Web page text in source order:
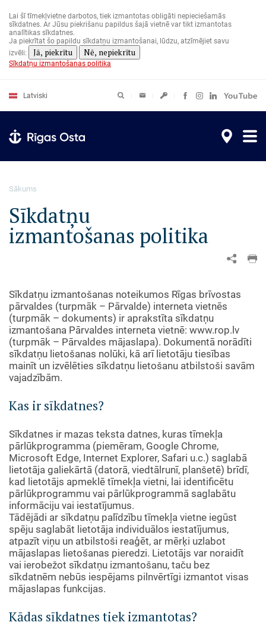
galveno
saturu
Lai šī tīmekļvietne darbotos, tiek izmantotas obligāti nepieciešamās
sīkdatnes. Ar Jūsu piekrišanu papildus šajā vietnē var tikt izmantotas
analītikas sīkdatnes.
Ja piekrītat šo papildu sīkdatņu izmantošanai, lūdzu, atzīmējiet savu
izvēli:
Jā, piekrītu Nē, nepiekrītu
Sīkdatņu izmantošanas politika
Latviski
Sākums
Sīkdatņu
izmantošanas politika
Sīkdatņu izmantošanas noteikumos Rīgas brīvostas
pārvaldes (turpmāk – Pārvalde) interneta vietnēs
(turpmāk – dokuments) ir aprakstīta sīkdatņu
izmantošana Pārvaldes interneta vietnē: www.rop.lv
(turpmāk – Pārvaldes mājaslapa). Dokumentā norādīti
sīkdatņu lietošanas nolūki, kā arī lietotāju tiesības
mainīt un izvēlēties sīkdatņu lietošanu atbilstoši savām
vajadzībām.
Kas ir sīkdatnes?
Sīkdatnes ir mazas teksta datnes, kuras tīmekļa
pārlūkprogramma (piemēram, Google Chrome,
Microsoft Edge, Internet Explorer, Safari u.c.) saglabā
lietotāja galiekārtā (datorā, viedtālrunī, planšetē) brīdī,
kad lietotājs apmeklē tīmekļa vietni, lai identificētu
pārlūkprogrammu vai pārlūkprogrammā saglabātu
informāciju vai iestatījumus.
Tādējādi ar sīkdatņu palīdzību tīmekļa vietne iegūst
spēju saglabāt lietotāja individuālos iestatījumus,
atpazīt viņu un atbilstoši reaģēt, ar mērķi uzlabot
mājaslapas lietošanas pieredzi. Lietotājs var noraidīt
vai ierobežot sīkdatņu izmantošanu, taču bez
sīkdatnēm nebūs iespējams pilnvērtīgi izmantot visas
mājaslapas funkcijas.
Kādas sīkdatnes tiek izmantotas?